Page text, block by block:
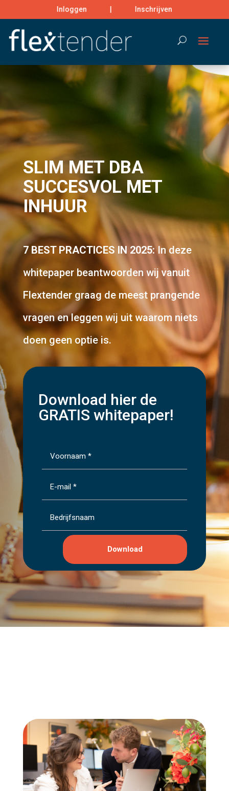
Inloggen Inschrijven
Search
SLIM MET DBA
SUCCESVOL MET
INHUUR
7 BEST PRACTICES IN 2025:In deze
whitepaper beantwoorden wij vanuit
Flextender graag de meest prangende
vragen en leggen wij uit waarom niets
doen geen optie is.
Download hier de
GRATIS whitepaper!
Download